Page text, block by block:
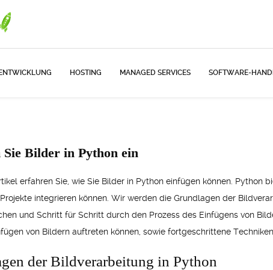
HOSTING MANAGED SERVICES SOFTWARE-
Sie Bilder in Python ein
erfahren Sie, wie Sie Bilder in Python einfügen können.
integrieren können. Wir werden die Grundlagen der
und Schritt für Schritt durch den Prozess des Einfügens von
von Bildern auftreten können, sowie fortgeschrittene
der Bildverarbeitung in Python